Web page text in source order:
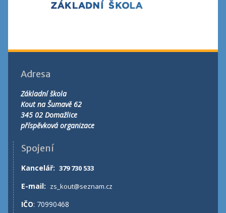
Adresa
Základní škola
Kout na Šumavě 62
345 02 Domažlice
příspěvková organizace
Spojení
Kancelář: 379 730 533
E-mail: zs_kout@seznam.cz
IČO: 70990468